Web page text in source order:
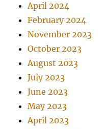
April 2024
February 2024
November 2023
October 2023
August 2023
July 2023
June 2023
May 2023
April 2023